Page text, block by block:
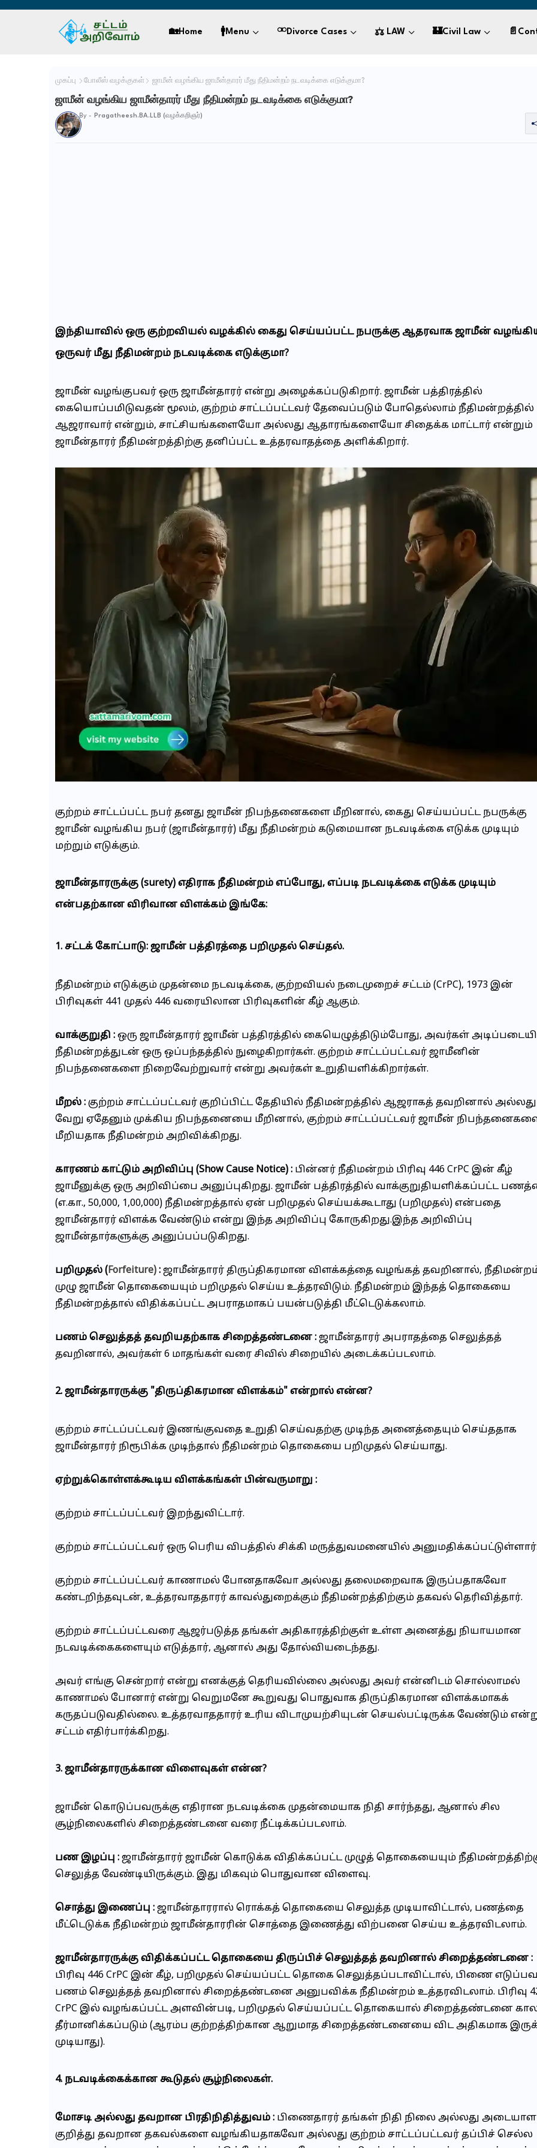
🏡Home 🚹Menu ⚮Divorce Cases ⚖ LAW 🏰civil Law
முகப்பு போலீஸ் வழக்குகள் ஜாமீன் வழங்கிய ஜாமீன்தாரர் மீது நீதிமன்றம் நடவடிக்கை எடுக்குமா?
ஜாமீன் வழங்கிய ஜாமீன்தாரர் மீது நீதிமன்றம் நடவடிக்கை எடுக்குமா?
By - Pragatheesh.BA.LLB (வழக்கறிஞர்)
இந்தியாவில் ஒரு குற்றவியல் வழக்கில் கைது செய்யப்பட்ட நபருக்கு ஆதரவாக ஜாமீன்
ஒருவர் மீது நீதிமன்றம் நடவடிக்கை எடுக்குமா?
ஜாமீன் வழங்குபவர் ஒரு ஜாமீன்தாரர் என்று அழைக்கப்படுகிறார். ஜாமீன் பத்திரத்தில்
கையொப்பமிடுவதன் மூலம், குற்றம் சாட்டப்பட்டவர் தேவைப்படும் போதெல்லாம் நீதிமன்றத்தில்
ஆஜராவார் என்றும், சாட்சியங்களையோ அல்லது ஆதாரங்களையோ சிதைக்க மாட்டார் என்றும்
ஜாமீன்தாரர் நீதிமன்றத்திற்கு தனிப்பட்ட உத்தரவாதத்தை அளிக்கிறார்.
குற்றம் சாட்டப்பட்ட நபர் தனது ஜாமீன் நிபந்தனைகளை மீறினால், கைது செய்யப்பட்ட நபருக்கு
ஜாமீன் வழங்கிய நபர் (ஜாமீன்தாரர்) மீது நீதிமன்றம் கடுமையான நடவடிக்கை எடுக்க முடியும்
மற்றும் எடுக்கும்.
ஜாமீன்தாரருக்கு (surety) எதிராக நீதிமன்றம் எப்போது, ​​எப்படி நடவடிக்கை எடுக்க முடியும்
என்பதற்கான விரிவான விளக்கம் இங்கே:
1. சட்டக் கோட்பாடு: ஜாமீன் பத்திரத்தை பறிமுதல் செய்தல்.
நீதிமன்றம் எடுக்கும் முதன்மை நடவடிக்கை, குற்றவியல் நடைமுறைச் சட்டம் (CrPC), 1973 இன்
பிரிவுகள் 441 முதல் 446 வரையிலான பிரிவுகளின் கீழ் ஆகும்.
வாக்குறுதி : ஒரு ஜாமீன்தாரர் ஜாமீன் பத்திரத்தில் கையெழுத்திடும்போது, ​​அவர்கள்
நீதிமன்றத்துடன் ஒரு ஒப்பந்தத்தில் நுழைகிறார்கள். குற்றம் சாட்டப்பட்டவர் ஜாமீனின்
நிபந்தனைகளை நிறைவேற்றுவார் என்று அவர்கள் உறுதியளிக்கிறார்கள்.
மீறல் : குற்றம் சாட்டப்பட்டவர் குறிப்பிட்ட தேதியில் நீதிமன்றத்தில் ஆஜராகத் தவறினால் அல்லது
வேறு ஏதேனும் முக்கிய நிபந்தனையை மீறினால், குற்றம் சாட்டப்பட்டவர் ஜாமீன்
மீறியதாக நீதிமன்றம் அறிவிக்கிறது.
காரணம் காட்டும் அறிவிப்பு (Show Cause Notice) : பின்னர் நீதிமன்றம் பிரிவு 446 CrPC இன் கீழ்
ஜாமீனுக்கு ஒரு அறிவிப்பை அனுப்புகிறது. ஜாமீன் பத்திரத்தில் வாக்குறுதியளிக்கப்பட்ட
(எ.கா., ₹50,000, ₹1,00,000) நீதிமன்றத்தால் ஏன் பறிமுதல் செய்யக்கூடாது (பறிமுதல்) என்பதை
ஜாமீன்தாரர் விளக்க வேண்டும் என்று இந்த அறிவிப்பு கோருகிறது.இந்த அறிவிப்பு
ஜாமீன்தார்களுக்கு அனுப்பப்படுகிறது.
பறிமுதல் (Forfeiture) : ஜாமீன்தாரர் திருப்திகரமான விளக்கத்தை வழங்கத் தவறினால்,
முழு ஜாமீன் தொகையையும் பறிமுதல் செய்ய உத்தரவிடும். நீதிமன்றம் இந்தத் தொகையை
நீதிமன்றத்தால் விதிக்கப்பட்ட அபராதமாகப் பயன்படுத்தி மீட்டெடுக்கலாம்.
பணம் செலுத்தத் தவறியதற்காக சிறைத்தண்டனை : ஜாமீன்தாரர் அபராதத்தை செலுத்தத்
தவறினால், அவர்கள் 6 மாதங்கள் வரை சிவில் சிறையில் அடைக்கப்படலாம்.
2. ஜாமீன்தாரருக்கு "திருப்திகரமான விளக்கம்" என்றால் என்ன?
குற்றம் சாட்டப்பட்டவர் இணங்குவதை உறுதி செய்வதற்கு முடிந்த அனைத்தையும் செய்ததாக
ஜாமீன்தாரர் நிரூபிக்க முடிந்தால் நீதிமன்றம் தொகையை பறிமுதல் செய்யாது.
ஏற்றுக்கொள்ளக்கூடிய விளக்கங்கள் பின்வருமாறு :
குற்றம் சாட்டப்பட்டவர் இறந்துவிட்டார்.
குற்றம் சாட்டப்பட்டவர் ஒரு பெரிய விபத்தில் சிக்கி மருத்துவமனையில்
குற்றம் சாட்டப்பட்டவர் காணாமல் போனதாகவோ அல்லது தலைமறைவாக இருப்பதாகவோ
கண்டறிந்தவுடன், உத்தரவாததாரர் காவல்துறைக்கும் நீதிமன்றத்திற்கும் தகவல் தெரிவித்தார்.
குற்றம் சாட்டப்பட்டவரை ஆஜர்படுத்த தங்கள் அதிகாரத்திற்குள் உள்ள அனைத்து நியாயமான
நடவடிக்கைகளையும் எடுத்தார், ஆனால் அது தோல்வியடைந்தது.
அவர் எங்கு சென்றார் என்று எனக்குத் தெரியவில்லை அல்லது அவர் என்னிடம் சொல்லாமல்
காணாமல் போனார் என்று வெறுமனே கூறுவது பொதுவாக திருப்திகரமான விளக்கமாகக்
கருதப்படுவதில்லை. உத்தரவாததாரர் உரிய விடாமுயற்சியுடன் செயல்பட்டிருக்க வேண்டும்
சட்டம் எதிர்பார்க்கிறது.
3. ஜாமீன்தாரருக்கான விளைவுகள் என்ன?
ஜாமீன் கொடுப்பவருக்கு எதிரான நடவடிக்கை முதன்மையாக நிதி சார்ந்தது, ஆனால் சில
சூழ்நிலைகளில் சிறைத்தண்டனை வரை நீட்டிக்கப்படலாம்.
பண இழப்பு : ஜாமீன்தாரர் ஜாமீன் கொடுக்க விதிக்கப்பட்ட முழுத் தொகையையும்
செலுத்த வேண்டியிருக்கும். இது மிகவும் பொதுவான விளைவு.
சொத்து இணைப்பு : ஜாமீன்தாரரால் ரொக்கத் தொகையை செலுத்த முடியாவிட்டால், பணத்தை
மீட்டெடுக்க நீதிமன்றம் ஜாமீன்தாரரின் சொத்தை இணைத்து விற்பனை செய்ய உத்தரவிடலாம்.
ஜாமீன்தாரருக்கு விதிக்கப்பட்ட தொகையை திருப்பிச் செலுத்தத் தவறினால் சிறைத்தண்டனை :
பிரிவு 446 CrPC இன் கீழ், பறிமுதல் செய்யப்பட்ட தொகை செலுத்தப்படாவிட்டால், பிணை
பணம் செலுத்தத் தவறினால் சிறைத்தண்டனை அனுபவிக்க நீதிமன்றம் உத்தரவிடலாம். பிரிவு
CrPC இல் வழங்கப்பட்ட அளவின்படி, பறிமுதல் செய்யப்பட்ட தொகையால் சிறைத்தண்டனை
தீர்மானிக்கப்படும் (ஆரம்ப குற்றத்திற்கான ஆறுமாத சிறைத்தண்டனையை விட அதிகமாக
முடியாது).
4. நடவடிக்கைக்கான கூடுதல் சூழ்நிலைகள்.
மோசடி அல்லது தவறான பிரதிநிதித்துவம் : பிணைதாரர் தங்கள் நிதி நிலை அல்லது
குறித்து தவறான தகவல்களை வழங்கியதாகவோ அல்லது குற்றம் சாட்டப்பட்டவர் தப்பிச் செல்ல